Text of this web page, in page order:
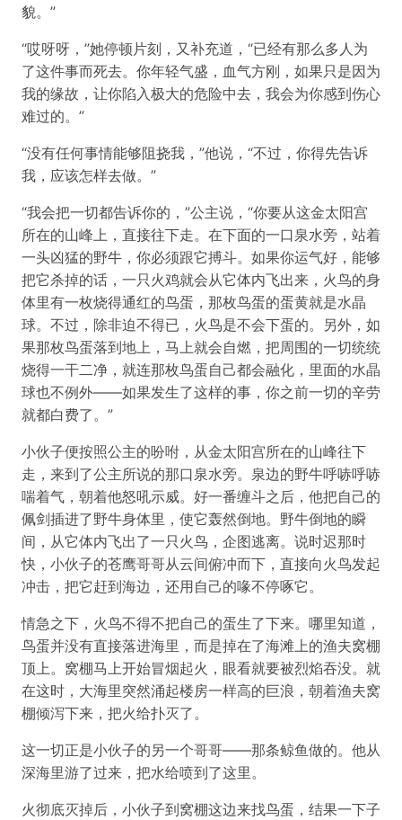
貌。”
“哎呀呀，”她停顿片刻，又补充道，“已经有那么多人为
了这件事而死去。你年轻气盛，血气方刚，如果只是因为
我的缘故，让你陷入极大的危险中去，我会为你感到伤心
难过的。”
“没有任何事情能够阻挠我，”他说，“不过，你得先告诉
我，应该怎样去做。”
“我会把一切都告诉你的，”公主说，“你要从这金太阳宫
所在的山峰上，直接往下走。在下面的一口泉水旁，站着
一头凶猛的野牛，你必须跟它搏斗。如果你运气好，能够
把它杀掉的话，一只火鸡就会从它体内飞出来，火鸟的身
体里有一枚烧得通红的鸟蛋，那枚鸟蛋的蛋黄就是水晶
球。不过，除非迫不得已，火鸟是不会下蛋的。另外，如
果那枚鸟蛋落到地上，马上就会自燃，把周围的一切统统
烧得一干二净，就连那枚鸟蛋自己都会融化，里面的水晶
球也不例外——如果发生了这样的事，你之前一切的辛劳
就都白费了。”
小伙子便按照公主的吩咐，从金太阳宫所在的山峰往下
走，来到了公主所说的那口泉水旁。泉边的野牛呼哧呼哧
喘着气，朝着他怒吼示威。好一番缠斗之后，他把自己的
佩剑插进了野牛身体里，使它轰然倒地。野牛倒地的瞬
间，从它体内飞出了一只火鸟，企图逃离。说时迟那时
快，小伙子的苍鹰哥哥从云间俯冲而下，直接向火鸟发起
冲击，把它赶到海边，还用自己的喙不停啄它。
情急之下，火鸟不得不把自己的蛋生了下来。哪里知道，
鸟蛋并没有直接落进海里，而是掉在了海滩上的渔夫窝棚
顶上。窝棚马上开始冒烟起火，眼看就要被烈焰吞没。就
在这时，大海里突然涌起楼房一样高的巨浪，朝着渔夫窝
棚倾泻下来，把火给扑灭了。
这一切正是小伙子的另一个哥哥——那条鲸鱼做的。他从
深海里游了过来，把水给喷到了这里。
火彻底灭掉后，小伙子到窝棚这边来找鸟蛋，结果一下子